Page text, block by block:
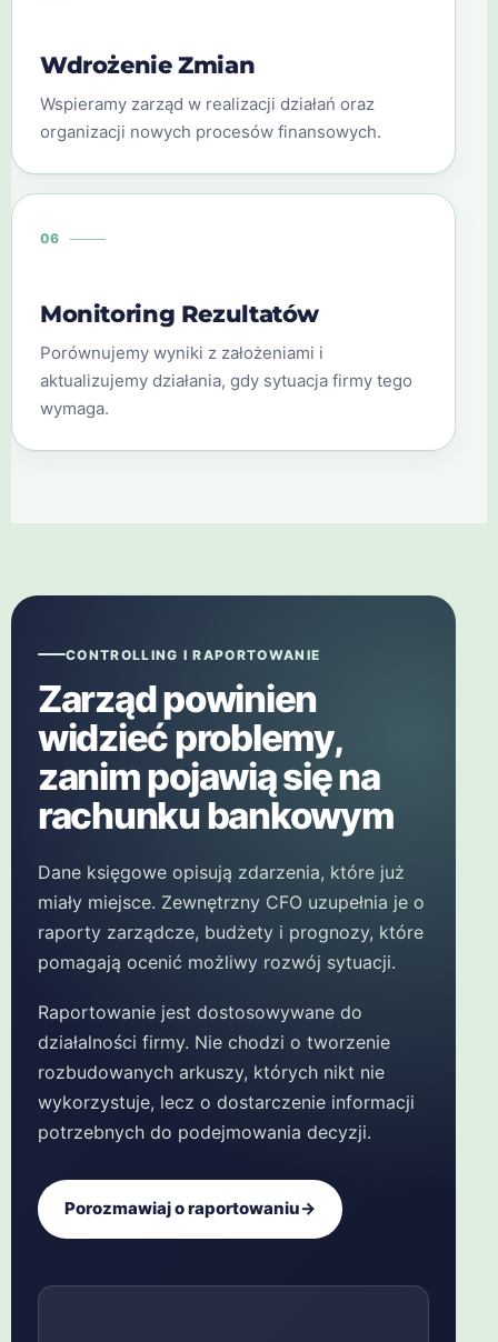
Wdrożenie Zmian
Wspieramy zarząd w realizacji działań oraz
organizacji nowych procesów finansowych.
06
Monitoring Rezultatów
Porównujemy wyniki z założeniami i
aktualizujemy działania, gdy sytuacja firmy tego
wymaga.
CONTROLLING I RAPORTOWANIE
Zarząd powinien
widzieć problemy,
zanim pojawią się na
rachunku bankowym
Dane księgowe opisują zdarzenia, które już
miały miejsce. Zewnętrzny CFO uzupełnia je o
raporty zarządcze, budżety i prognozy, które
pomagają ocenić możliwy rozwój sytuacji.
Raportowanie jest dostosowywane do
działalności firmy. Nie chodzi o tworzenie
rozbudowanych arkuszy, których nikt nie
wykorzystuje, lecz o dostarczenie informacji
potrzebnych do podejmowania decyzji.
Porozmawiaj o raportowaniu→